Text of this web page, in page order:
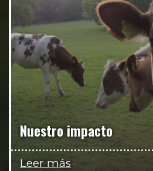
Nuestro impacto
Leer más